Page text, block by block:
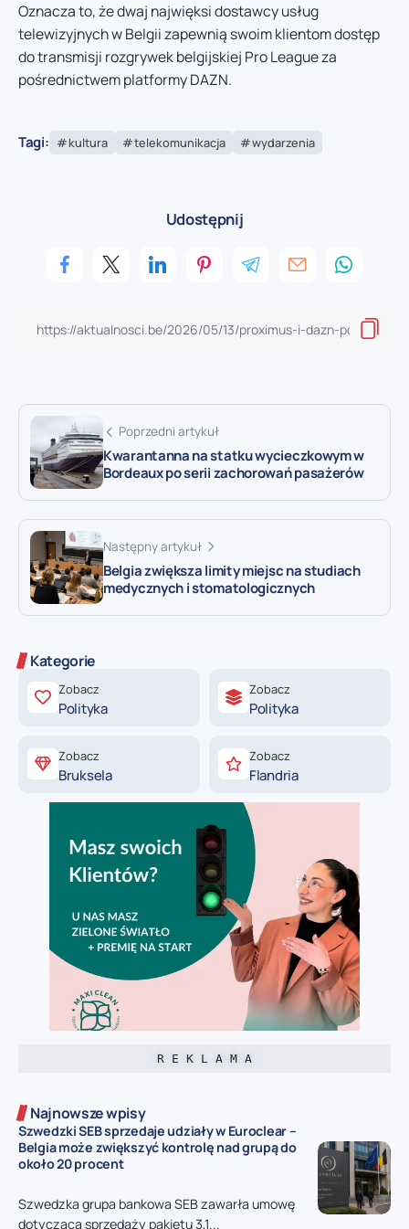
Oznacza to, że dwaj najwięksi dostawcy usług
telewizyjnych w Belgii zapewnią swoim klientom dostęp
do transmisji rozgrywek belgijskiej Pro League za
pośrednictwem platformy DAZN.
Tagi: kultura telekomunikacja wydarzenia
Udostępnij
Poprzedni artykuł
Kwarantanna na statku wycieczkowym w
Bordeaux po serii zachorowań pasażerów
Następny artykuł
Belgia zwiększa limity miejsc na studiach
medycznych i stomatologicznych
Kategorie
Zobacz
Polityka
Zobacz
Polityka
Zobacz
Bruksela
Zobacz
Flandria
R E K L A M A
Najnowsze wpisy
Szwedzki SEB sprzedaje udziały w Euroclear –
Belgia może zwiększyć kontrolę nad grupą do
około 20 procent
Szwedzka grupa bankowa SEB zawarła umowę
dotyczącą sprzedaży pakietu 3,1...